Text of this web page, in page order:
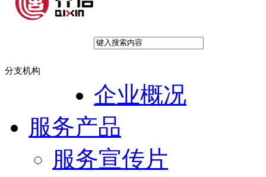
分支机构
企业概况
服务产品
服务宣传片